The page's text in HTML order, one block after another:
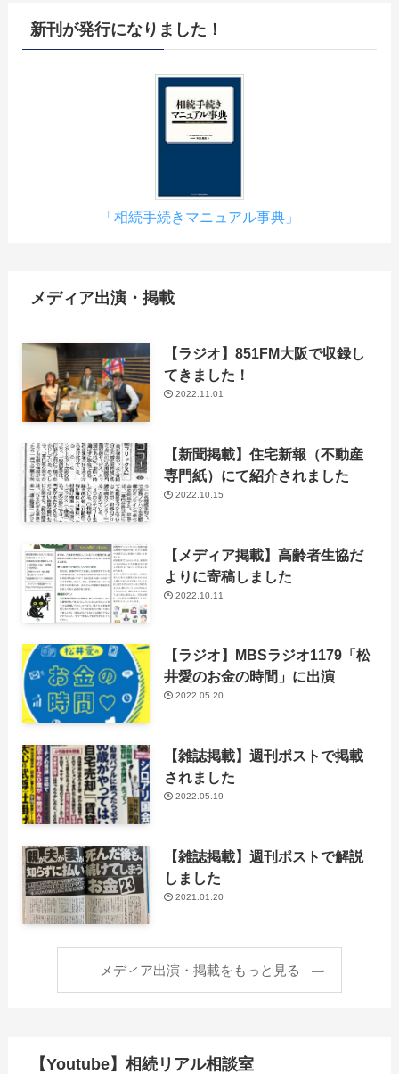
新刊が発行になりました！
「相続手続きマニュアル事典」
メディア出演・掲載
【ラジオ】851FM大阪で収録し
てきました！
2022.11.01
【新聞掲載】住宅新報（不動産
専門紙）にて紹介されました
2022.10.15
【メディア掲載】高齢者生協だ
よりに寄稿しました
2022.10.11
【ラジオ】MBSラジオ1179「松
井愛のお金の時間」に出演
2022.05.20
【雑誌掲載】週刊ポストで掲載
されました
2022.05.19
【雑誌掲載】週刊ポストで解説
しました
2021.01.20
メディア出演・掲載をもっと見る
【Youtube】相続リアル相談室